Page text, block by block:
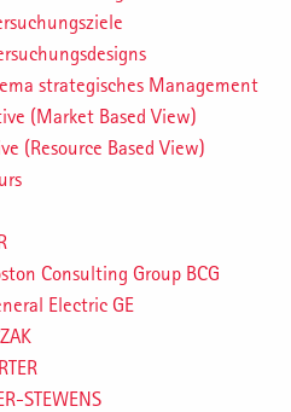
strategisches Management
(Market Based View)
(Resource Based View)
Consulting Group BCG
Electric GE
STEWENS